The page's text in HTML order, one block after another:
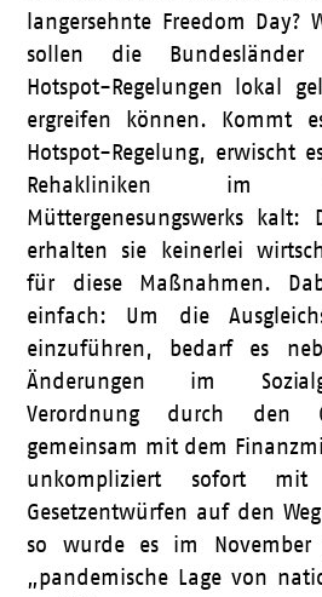
langersehnte Freedom Day?
sollen die Bundesländer
Hotspot-Regelungen lokal
ergreifen können. Kommt
Hotspot-Regelung, erwischt
Rehakliniken im
Müttergenesungswerks kalt:
erhalten sie keinerlei
für diese Maßnahmen.
einfach: Um die
einzuführen, bedarf es
Änderungen im
Verordnung durch den
gemeinsam mit dem
unkompliziert sofort mit
Gesetzentwürfen auf den
so wurde es im
„pandemische Lage von